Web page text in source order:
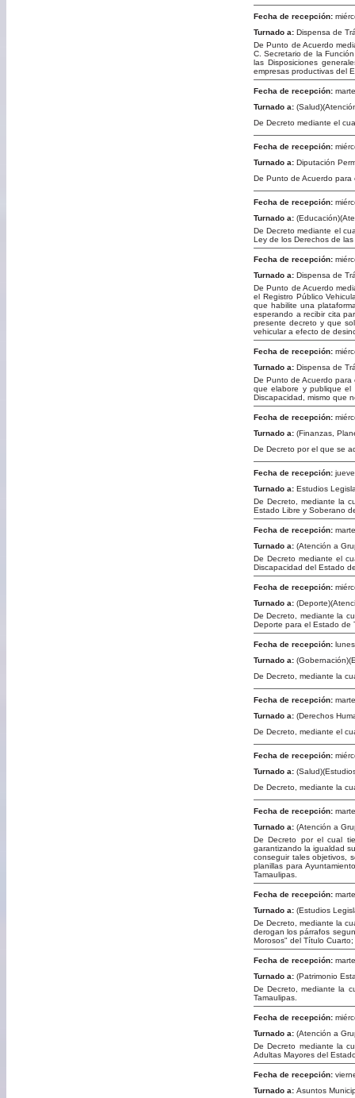
Fecha de recepción:
Turnado a: Dispensa de
De Punto de Acuerdo
C. Secretario de la
las Disposiciones
empresas productivas del
Fecha de recepción:
Turnado a:
De Decreto mediante el
Fecha de recepción:
Turnado a: Diputación
De Punto de Acuerdo para
Fecha de recepción:
Turnado a:
De Decreto mediante el
Ley de los Derechos de
Fecha de recepción:
Turnado a: Dispensa de
De Punto de Acuerdo
el Registro Público
que habilite una
esperando a recibir cita
presente decreto y que
vehicular a efecto de
Fecha de recepción:
Turnado a: Dispensa de
De Punto de Acuerdo para
que elabore y publique el
Discapacidad, mismo que
Fecha de recepción:
Turnado a: (Finanzas,
De Decreto por el que se
Fecha de recepción:
Turnado a: Estudios
De Decreto, mediante la
Estado Libre y Soberano
Fecha de recepción:
Turnado a: (Atención a
De Decreto mediante el
Discapacidad del Estado
Fecha de recepción:
Turnado a:
De Decreto, mediante la
Deporte para el Estado de
Fecha de recepción:
Turnado a:
De Decreto, mediante la
Fecha de recepción:
Turnado a: (Derechos
De Decreto, mediante el
Fecha de recepción:
Turnado a:
De Decreto, mediante la
Fecha de recepción:
Turnado a: (Atención a
De Decreto por el cual
garantizando la igualdad
conseguir tales objetivos,
planillas para
Tamaulipas.
Fecha de recepción:
Turnado a: (Estudios
De Decreto, mediante la
derogan los párrafos
Morosos" del Título
Fecha de recepción:
Turnado a: (Patrimonio
De Decreto, mediante la
Tamaulipas.
Fecha de recepción:
Turnado a: (Atención a
De Decreto mediante la
Adultas Mayores del
Fecha de recepción:
Turnado a: Asuntos